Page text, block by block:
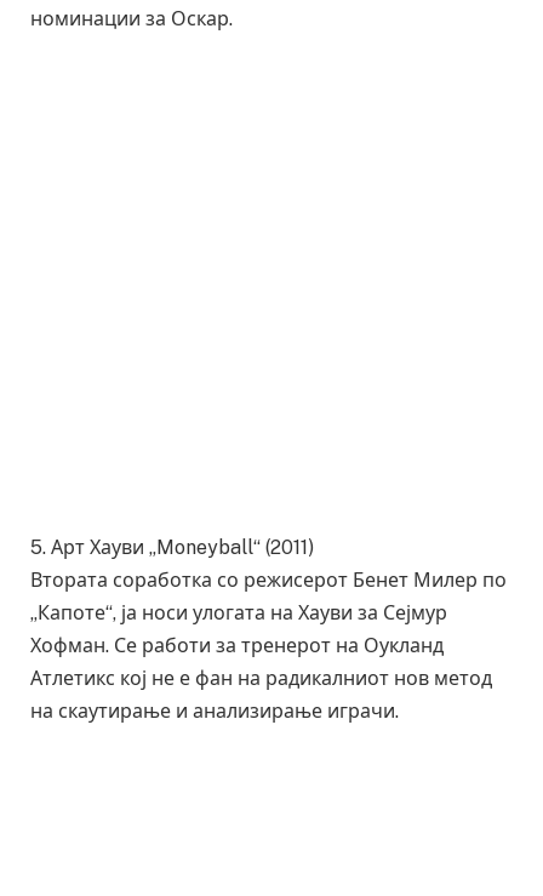
номинации за Оскар.
5. Арт Хауви „Moneyball“ (2011)
Втората соработка со режисерот Бенет Милер по
„Капоте“, ја носи улогата на Хауви за Сејмур
Хофман. Се работи за тренерот на Оукланд
Атлетикс кој не е фан на радикалниот нов метод
на скаутирање и анализирање играчи.